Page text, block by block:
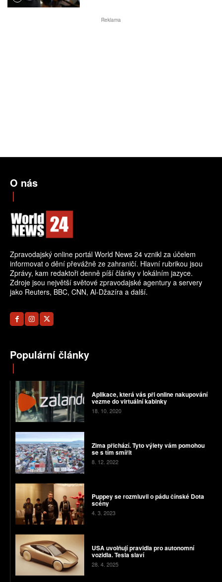
Reklama
O nás
Zpravodajský online portál World News 24 vznikl za účelem
informovat o dění převážně ze zahraničí. Hlavní rubrikou jsou
Zprávy, kam redaktoři denně píší články v lokálním jazyce.
Zdroje jsou největší světové zpravodajské agentury a servery
jako Reuters, BBC, CNN, Al-Džazíra a další.
Populární články
Aplikace, která vás při online nakupování
vezme do virtuální kabinky
18. 10. 2020
Zima přichází. Tyto výlety vám pomohou
se s tím smířit
8. 12. 2022
Puppey se rozmluvil o pádu čínské Dota
scény
4. 3. 2023
USA uvolňují pravidla pro autonomní
vozidla. Tesla slaví
28. 4. 2025